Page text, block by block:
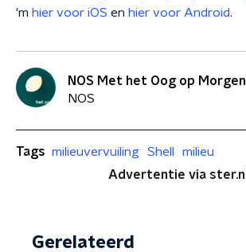
'm hier voor iOS en hier voor Android.
NOS Met het Oog op Morgen
NOS
Tags milieuvervuiling Shell
milieu
Advertentie via ster.nl
Gerelateerd